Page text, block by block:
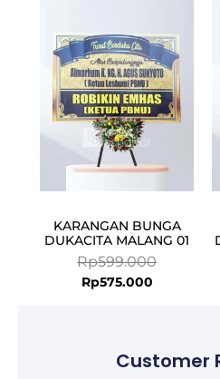
KARANGAN BUNGA
DUKACITA MALANG 01
Rp599.000
Rp575.000
Rp575.000.
Customer